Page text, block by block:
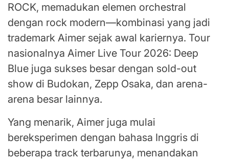
ROCK, memadukan elemen orchestral
dengan rock modern—kombinasi yang jadi
trademark Aimer sejak awal kariernya. Tour
nasionalnya Aimer Live Tour 2026: Deep
Blue juga sukses besar dengan sold-out
show di Budokan, Zepp Osaka, dan arena-
arena besar lainnya.
Yang menarik, Aimer juga mulai
bereksperimen dengan bahasa Inggris di
beberapa track terbarunya, menandakan